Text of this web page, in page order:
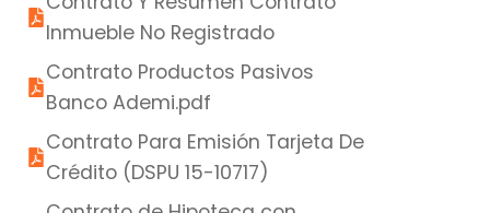
Inmueble No Registrado
Contrato Productos Pasivos
Banco Ademi.pdf
Contrato Para Emisión Tarjeta De
Crédito (DSPU 15-10717)